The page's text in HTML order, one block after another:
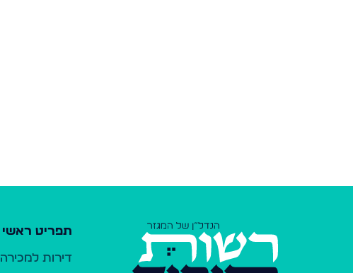
תפריט ראשי
דירות למכירה